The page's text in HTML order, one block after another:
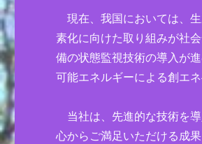
現在、我国においては、
素化に向けた取り組みが社
備の状態監視技術の導入が
可能エネルギーによる創エ
当社は、先進的な技術を
心からご満足いただける成